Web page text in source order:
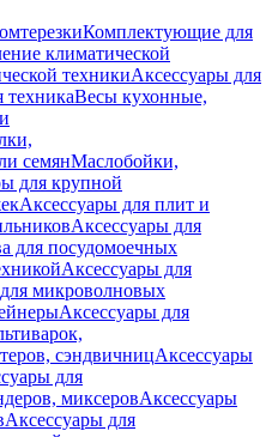
Комплектующие для
климатической
техникиАксессуары для
техникаВесы кухонные,
семянМаслобойки,
для крупной
Аксессуары для плит и
Аксессуары для
для посудомоечных
Аксессуары для
микроволновых
Аксессуары для
сэндвичницАксессуары
для
миксеровАксессуары
Аксессуары для